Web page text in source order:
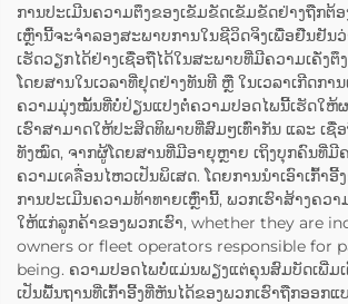
ການປະເມີນຄວາມຕຶງຂອງເຂັມຂັດເຂັມຂັດຢ່າງຖືກຕ້
ເຫຼົ່ານີ້ຈະຈຳລອງສະພາບການໃນຊີວິດຈິງເພື່ອຢືນຢັນ
ເຮັດວຽກໄດ້ຢ່າງເຊື່ອຖືໄດ້ໃນສະພາບທີ່ມີຄວາມເຄັ່ງຕຶ
ໂດຍສານໃນເວລາທີ່ຢຸດຢ່າງທັນທີ ຫຼື ໃນເວລາເກີດກາ
ຄວາມມຸ່ງໝັ້ນທີ່ບໍ່ປ່ຽນແປງຕໍ່ຄວາມປອດໄພນີ້ເຮັດໃຫ້
ເຮົາສາມາດໃຫ້ປະສິດທິພາບທີ່ສົມໆເທົ່າກັນ ແລະ ເຊື່
ທັງໝົດ, ຈາກຜູ້ໂດຍສານທີ່ມີອາຍຸຫຼາຍ ເຖິງບຸກຄົນທີ່ມີ
ຄວາມເคลື່ອນໄຫວເປັນພິເສດ. ໂດຍການນຳເອົາເກົ້າອີ້
ການປະເມີນຄວາມທ້າທາຍເຫຼົ່ານີ້, ພວກເຮົາສ້າງຄວ
ໃຫ້ແກ່ລູກຄ້າຂອງພວກເຮົາ, whether they are
owners or fleet operators responsible for
being. ຄວາມປອດໄພບໍ່ແມ່ນພຽງແຕ່ຄຸນສົມບັດເພີ່ມ
ເປັນພື້ນຖານທີ່ເກົ້າອີ້ງທີ່ຫັນໄດ້ຂອງພວກເຮົາຖືກອອກແ